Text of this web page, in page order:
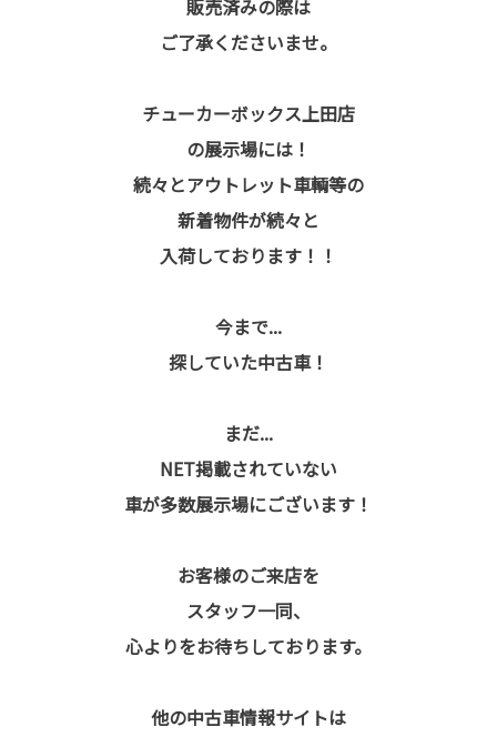
販売済みの際は
ご了承くださいませ。
チューカーボックス上田店
の展示場には！
続々とアウトレット車輌等の
新着物件が続々と
入荷しております！！
今まで...
探していた中古車！
まだ...
NET掲載されていない
車が多数展示場にございます！
お客様のご来店を
スタッフ一同、
心よりをお待ちしております。
他の中古車情報サイトは